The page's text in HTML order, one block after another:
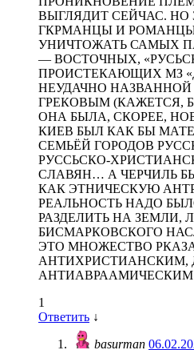
ВЫГЛЯДИТ СЕЙЧАС.
ГКРМАНЦЫ И
УНИЧТОЖАТЬ САМЫХ
— ВОСТОЧНЫХ,
ПРОИСТЕКАЮЩИХ МЗ
НЕУДАЧНО
ГРЕКОВЫМ (КАЖЕТСЯ,
ОНА БЫЛА, СКОРЕЕ,
КИЕВ БЫЛ КАК БЫ
СЕМЬЁЙ ГОРОДОВ
РУССЬСКО-
СЛАВЯН… А ЧЕРЧИЛЬ
КАК ЭТНИЧЕСКУЮ
РЕАЛЬНОСТЬ НАДО
РАЗДЕЛИТЬ НА ЗЕМЛИ,
БИСМАРКОВСКОГО
ЭТО МНОЖЕСТВО
АНТИХРИСТИАНСКИМ,
1
Ответить ↓
basurman